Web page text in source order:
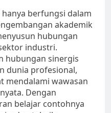
berfungsi dalam
akademik
hubungan
industri.
hubungan sinergis
dunia profesional,
mendalami wawasan
Dengan
belajar contohnya